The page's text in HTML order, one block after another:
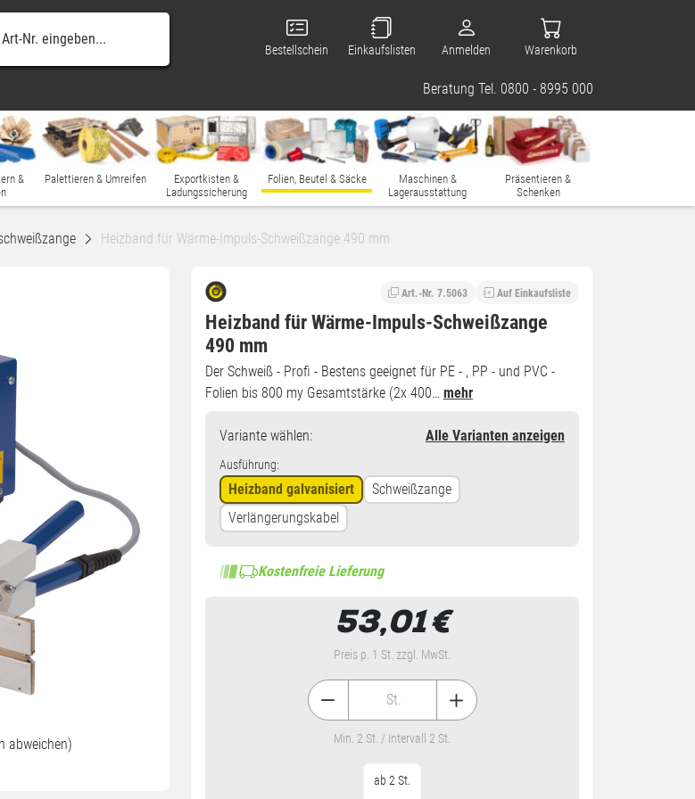
Bestellschein Einkaufslisten Anmelden Warenkorb
Beratung Tel. 0800 - 8995 000
&
Palettieren & Umreifen
Exportkisten &
Ladungssicherung
Folien, Beutel & Säcke
Maschinen &
Lagerausstattung
Präsentieren &
Schenken
Heizband für Wärme-Impuls-Schweißzange 490 mm
abweichen)
Art.-Nr. 7.5063 Auf Einkaufsliste
Heizband für Wärme-Impuls-Schweißzange
490 mm
Der Schweiß - Profi - Bestens geeignet für PE - , PP - und PVC -
Folien bis 800 my Gesamtstärke (2x 400… mehr
Variante wählen: Alle Varianten anzeigen
Ausführung:
Heizband galvanisiert
Schweißzange
Verlängerungskabel
Kostenfreie Lieferung
53,01€
Preis p. 1 St. zzgl. MwSt.
ab 2 St.
St.
Min. 2 St. / Intervall 2 St.